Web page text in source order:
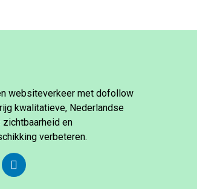
websiteverkeer met dofollow
kwalitatieve, Nederlandse
en
verbeteren.